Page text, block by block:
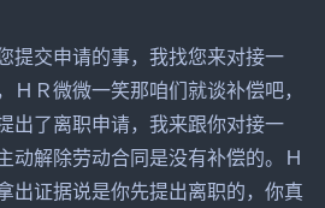
提交申请的事，我找您来对接一
Ｒ微微一笑那咱们就谈补偿吧，
出了离职申请，我来跟你对接一
动解除劳动合同是没有补偿的。Ｈ
出证据说是你先提出离职的，你真